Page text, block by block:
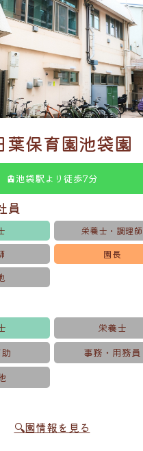
葉保育園池袋園
🚊池袋駅より徒歩7分
員
栄養士・調理師
園長
栄養士
事務・用務員
🔍園情報を見る